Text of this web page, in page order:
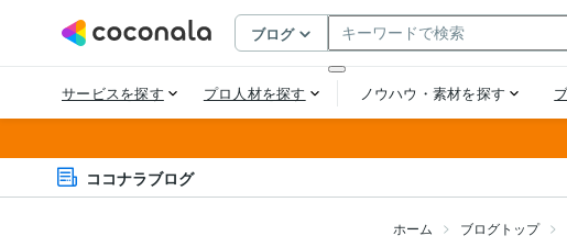
ココナラブログ
ホーム ブログトップ